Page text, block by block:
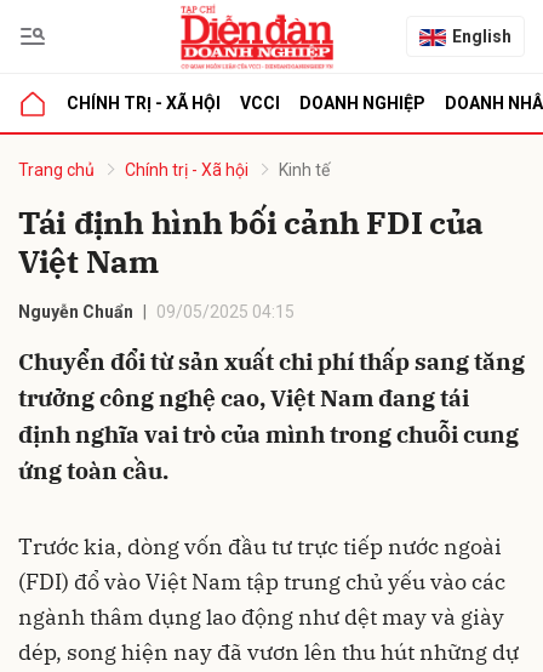
English
CHÍNH TRỊ - XÃ HỘI VCCI DOANH NGHIỆP DOANH
Trang chủ Chính trị - Xã hội Kinh tế
Tái định hình bối cảnh FDI của
Việt Nam
Nguyễn Chuẩn 09/05/2025 04:15
Chuyển đổi từ sản xuất chi phí thấp sang tăng
trưởng công nghệ cao, Việt Nam đang tái
định nghĩa vai trò của mình trong chuỗi cung
ứng toàn cầu.
Trước kia, dòng vốn đầu tư trực tiếp nước ngoài
(FDI) đổ vào Việt Nam tập trung chủ yếu vào các
ngành thâm dụng lao động như dệt may và giày
dép, song hiện nay đã vươn lên thu hút những dự
luận
Hủy